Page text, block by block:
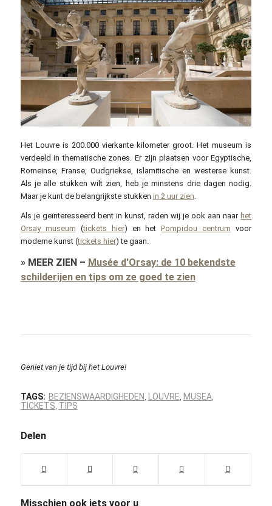
falconp4 / pixabay.com
Het Louvre is 200.000 vierkante kilometer groot. Het museum is
verdeeld in thematische zones. Er zijn plaatsen voor Egyptische,
Romeinse, Franse, Oudgriekse, islamitische en westerse kunst.
Als je alle stukken wilt zien, heb je minstens drie dagen nodig.
Maar je kunt de belangrijkste stukken in 2 uur zien
Als je geïnteresseerd bent in kunst, raden wij je ook aan naarhet
Orsay museum (tickets hier) en hetPompidou centrum voor
moderne kunst (tickets hier) te gaan.
» MEER ZIEN – Musée d'Orsay: de 10 bekendste
schilderijen en tips om ze goed te zien
Geniet van je tijd bij het Louvre!
TAGS: BEZIENSWAARDIGHEDEN , LOUVRE, MUSEA,
TICKETS, TIPS
Delen
Misschien ook iets voor u